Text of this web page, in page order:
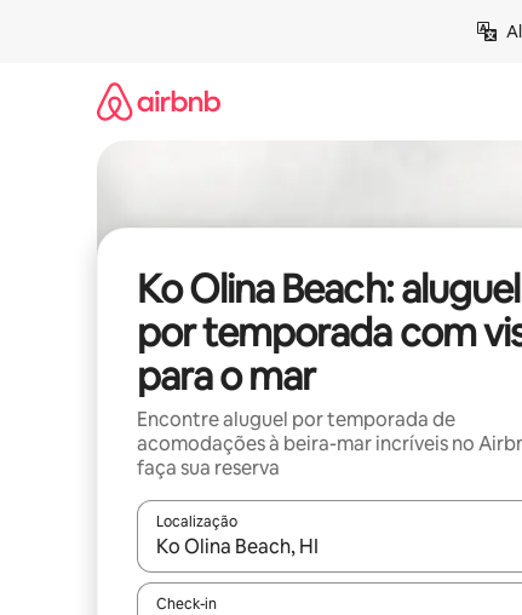
Ko Olina Beach: aluguel
por temporada com
para o mar
Encontre aluguel por temporada de
acomodações à beira-mar incríveis no
faça sua reserva
Localização
Quando os resultados estiverem disponíveis,
Check-in